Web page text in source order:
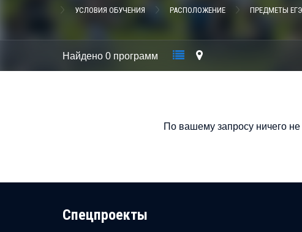
УСЛОВИЯ ОБУЧЕНИЯ РАСПОЛОЖЕНИЕ ПРЕДМЕТЫ ЕГЭ
Найдено 0 программ
По вашему запросу ничего
Cпецпроекты